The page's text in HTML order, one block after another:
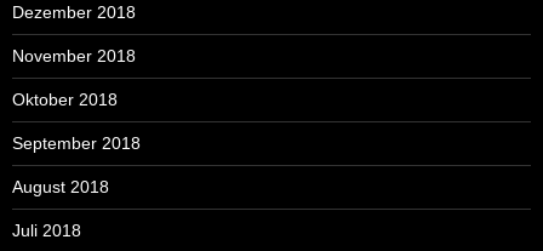
Dezember 2018
November 2018
Oktober 2018
September 2018
August 2018
Juli 2018